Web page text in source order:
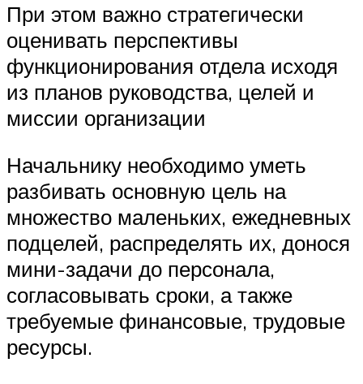
При этом важно стратегически
оценивать перспективы
функционирования отдела исходя
из планов руководства, целей и
миссии организации
Начальнику необходимо уметь
разбивать основную цель на
множество маленьких, ежедневных
подцелей, распределять их, донося
мини-задачи до персонала,
согласовывать сроки, а также
требуемые финансовые, трудовые
ресурсы.